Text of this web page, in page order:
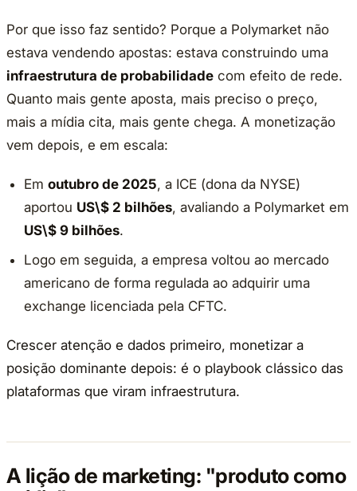
Por que isso faz sentido? Porque a Polymarket não
estava vendendo apostas: estava construindo uma
infraestrutura de probabilidade com efeito de rede.
Quanto mais gente aposta, mais preciso o preço,
mais a mídia cita, mais gente chega. A monetização
vem depois, e em escala:
Emoutubro de 2025, a ICE (dona da NYSE)
aportou US\$ 2 bilhões, avaliando a Polymarket em
US\$ 9 bilhões.
Logo em seguida, a empresa voltou ao mercado
americano de forma regulada ao adquirir uma
exchange licenciada pela CFTC.
Crescer atenção e dados primeiro, monetizar a
posição dominante depois: é o playbook clássico das
plataformas que viram infraestrutura.
A lição de marketing: "produto como